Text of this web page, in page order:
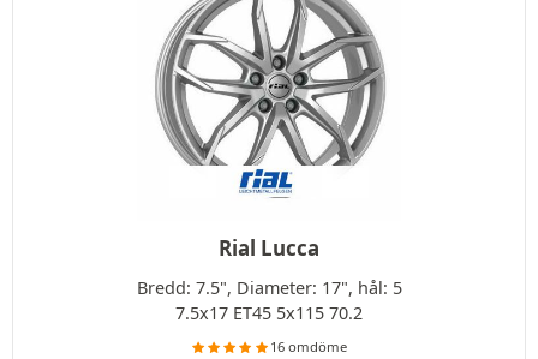
Rial Lucca
Bredd: 7.5", Diameter: 17", hål: 5
7.5x17 ET45 5x115 70.2
16 omdöme